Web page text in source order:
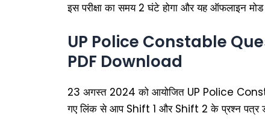
इस परीक्षा का समय 2 घंटे होगा और यह ऑफलाइन
UP Police Constable
PDF Download
23 अगस्त 2024 को आयोजित UP Police
गए लिंक से आप Shift 1 और Shift 2 के प्रश्न पत्र